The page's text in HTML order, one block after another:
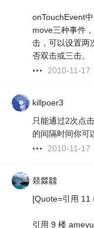
onTouchEvent
move三种事件
击，可以设置两
否双击或三击。
2010-11-17
killpoer3
只能通过2次点
的间隔时间你可
2010-11-17
燚㵘䲜
[Quote=引用 11
引用 9 楼